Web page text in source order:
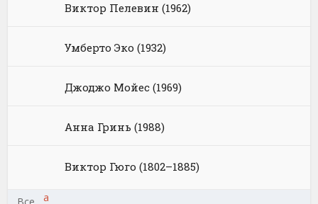
Виктор Пелевин (1962)
Умберто Эко (1932)
Джоджо Мойес (1969)
Анна Гринь (1988)
Виктор Гюго (1802–1885)
а